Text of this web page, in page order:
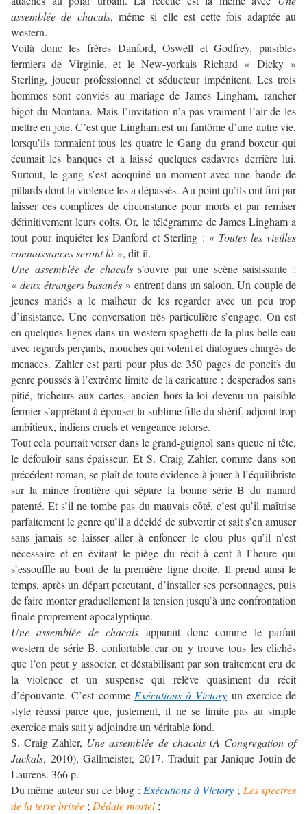
assemblée de chacals, même si elle est cette fois adaptée au
western.
Voilà donc les frères Danford, Oswell et Godfrey, paisibles
fermiers de Virginie, et le New-yorkais Richard « Dicky »
Sterling, joueur professionnel et séducteur impénitent. Les trois
hommes sont conviés au mariage de James Lingham, rancher
bigot du Montana. Mais l’invitation n’a pas vraiment l’air de les
mettre en joie. C’est que Lingham est un fantôme d’une autre vie,
lorsqu’ils formaient tous les quatre le Gang du grand boxeur qui
écumait les banques et a laissé quelques cadavres derrière lui.
Surtout, le gang s’est acoquiné un moment avec une bande de
pillards dont la violence les a dépassés. Au point qu’ils ont fini par
laisser ces complices de circonstance pour morts et par remiser
définitivement leurs colts. Or, le télégramme de James Lingham a
tout pour inquiéter les Danford et Sterling : « Toutes les vieilles
connaissances seront là », dit-il.
Une assemblée de chacalss’ouvre par une scène saisissante :
«deux étrangers basanés » entrent dans un saloon. Un couple de
jeunes mariés a le malheur de les regarder avec un peu trop
d’insistance. Une conversation très particulière s’engage. On est
en quelques lignes dans un western spaghetti de la plus belle eau
avec regards perçants, mouches qui volent et dialogues chargés de
menaces. Zahler est parti pour plus de 350 pages de poncifs du
genre poussés à l’extrême limite de la caricature : desperados sans
pitié, tricheurs aux cartes, ancien hors-la-loi devenu un paisible
fermier s’apprêtant à épouser la sublime fille du shérif, adjoint trop
ambitieux, indiens cruels et vengeance retorse.
Tout cela pourrait verser dans le grand-guignol sans queue ni tête,
le défouloir sans épaisseur. Et S. Craig Zahler, comme dans son
précédent roman, se plaît de toute évidence à jouer à l’équilibriste
sur la mince frontière qui sépare la bonne série B du nanard
patenté. Et s’il ne tombe pas du mauvais côté, c’est qu’il maîtrise
parfaitement le genre qu’il a décidé de subvertir et sait s’en amuser
sans jamais se laisser aller à enfoncer le clou plus qu’il n’est
nécessaire et en évitant le piège du récit à cent à l’heure qui
s’essouffle au bout de la première ligne droite. Il prend ainsi le
temps, après un départ percutant, d’installer ses personnages, puis
de faire monter graduellement la tension jusqu’à une confrontation
finale proprement apocalyptique.
Une assemblée de chacals apparaît donc comme le parfait
western de série B, confortable car on y trouve tous les clichés
que l’on peut y associer, et déstabilisant par son traitement cru de
la violence et un suspense qui relève quasiment du récit
d’épouvante. C’est comme Exécutions à Victory un exercice de
style réussi parce que, justement, il ne se limite pas au simple
exercice mais sait y adjoindre un véritable fond.
S. Craig Zahler, Une assemblée de chacals(A Congregation of
Jackals, 2010), Gallmeister, 2017. Traduit par Janique Jouin-de
Laurens. 366 p.
Du même auteur sur ce blog : Exécutions à Victory ; Les spectres
de la terre brisée ; Dédale mortel;